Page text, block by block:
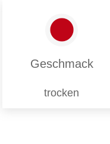
Geschmack
trocken